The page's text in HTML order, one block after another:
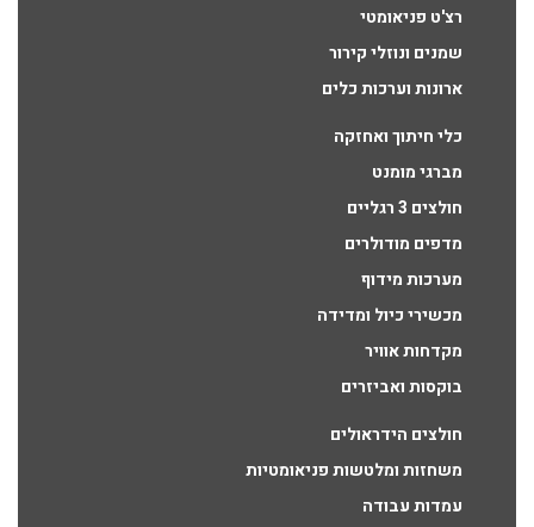
רצ'ט פניאומטי
שמנים ונוזלי קירור
ארונות וערכות כלים
כלי חיתוך ואחזקה
מברגי מומנט
חולצים 3 רגליים
מדפים מודולרים
מערכות מידוף
מכשירי כיול ומדידה
מקדחות אוויר
בוקסות ואביזרים
חולצים הידראולים
משחזות ומלטשות פניאומטיות
עמדות עבודה